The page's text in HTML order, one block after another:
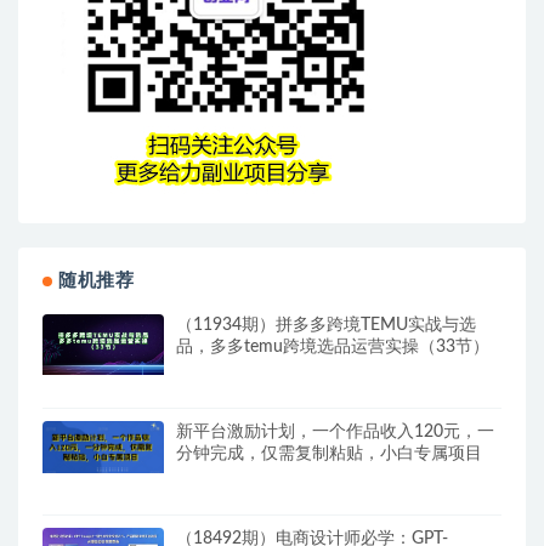
随机推荐
（11934期）拼多多跨境TEMU实战与选
品，多多temu跨境选品运营实操（33节）
新平台激励计划，一个作品收入120元，一
分钟完成，仅需复制粘贴，小白专属项目
（18492期）电商设计师必学：GPT-